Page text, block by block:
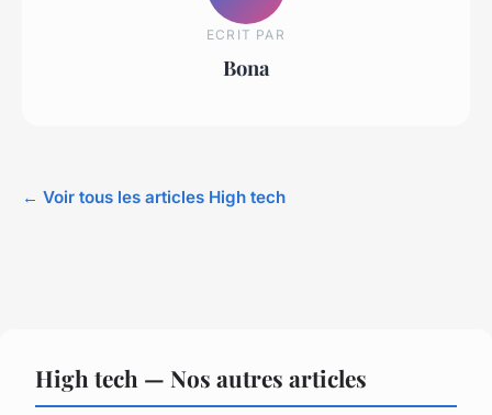
ECRIT PAR
Bona
← Voir tous les articles High tech
High tech — Nos autres articles